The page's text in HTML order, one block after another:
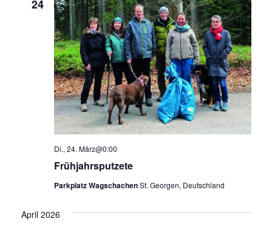
24
Frühjahrsputzete
Di., 24. März@0:00
Parkplatz WagschachenSt. Georgen, Deutschland
April 2026